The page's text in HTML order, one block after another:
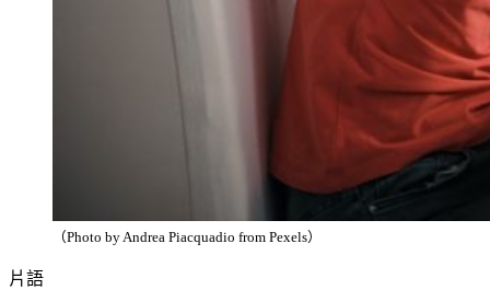
（Photo by Andrea Piacquadio from Pexels）
片語